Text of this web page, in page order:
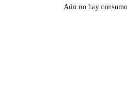
Aún no hay